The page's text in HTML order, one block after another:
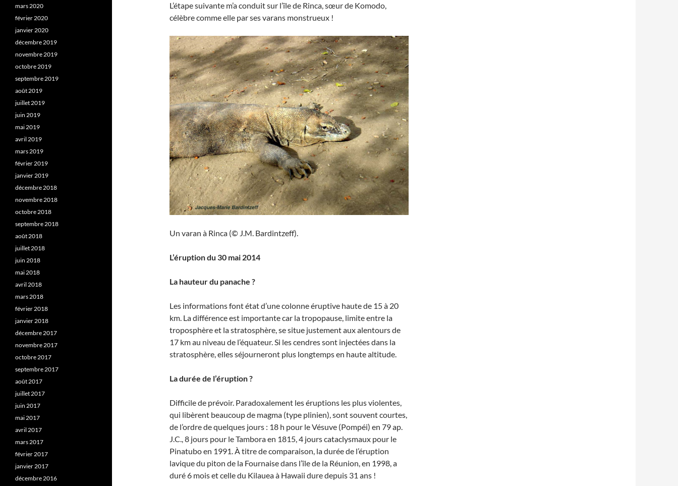
L’étape suivante m’a conduit sur l’île de Rinca, sœur de Komodo,
célèbre comme elle par ses varans monstrueux !
Un varan à Rinca (© J.M. Bardintzeff).
L’éruption du 30 mai 2014
La hauteur du panache ?
Les informations font état d’une colonne éruptive haute de 15 à 20
km. La différence est importante car la tropopause, limite entre la
troposphère et la stratosphère, se situe justement aux alentours de
17 km au niveau de l’équateur. Si les cendres sont injectées dans la
stratosphère, elles séjourneront plus longtemps en haute altitude.
La durée de l’éruption ?
Difficile de prévoir. Paradoxalement les éruptions les plus violentes,
qui libèrent beaucoup de magma (type plinien), sont souvent courtes,
de l’ordre de quelques jours : 18 h pour le Vésuve (Pompéi) en 79 ap.
J.C., 8 jours pour le Tambora en 1815, 4 jours cataclysmaux pour le
Pinatubo en 1991. À titre de comparaison, la durée de l’éruption
lavique du piton de la Fournaise dans l’île de la Réunion, en 1998, a
duré 6 mois et celle du Kilauea à Hawaii dure depuis 31 ans !
mars 2020
février 2020
janvier 2020
décembre 2019
novembre 2019
octobre 2019
septembre 2019
août 2019
juillet 2019
juin 2019
mai 2019
avril 2019
mars 2019
février 2019
janvier 2019
décembre 2018
novembre 2018
octobre 2018
septembre 2018
août 2018
juillet 2018
juin 2018
mai 2018
avril 2018
mars 2018
février 2018
janvier 2018
décembre 2017
novembre 2017
octobre 2017
septembre 2017
août 2017
juillet 2017
juin 2017
mai 2017
avril 2017
mars 2017
février 2017
janvier 2017
décembre 2016